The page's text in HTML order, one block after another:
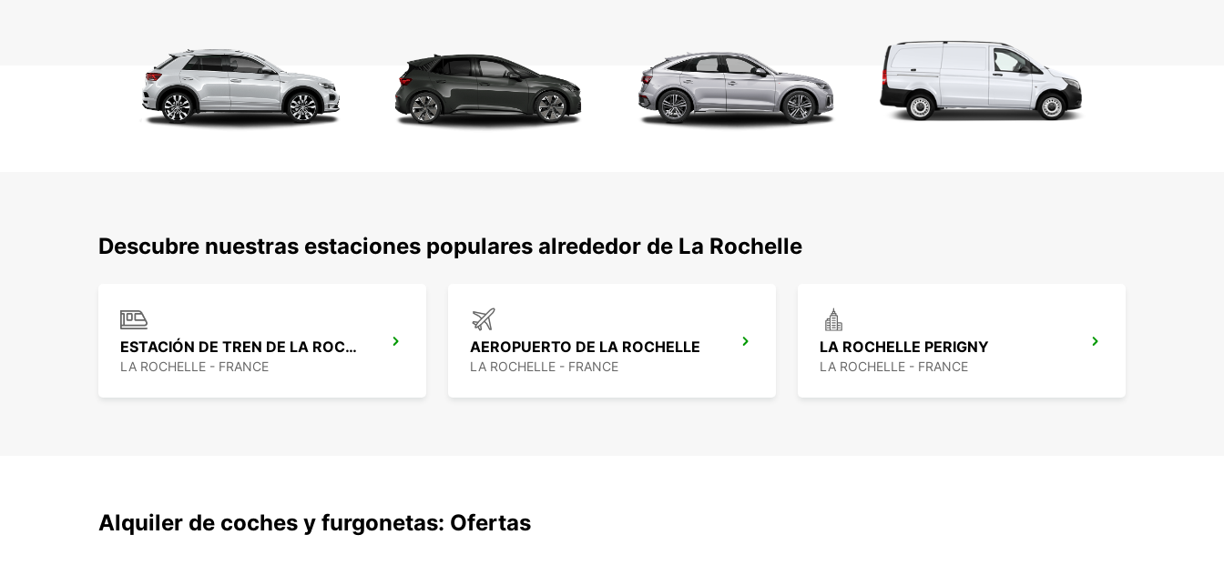
opciones eléctricas, híbridas, manuales y automáticas,
garantizando una experiencia de conducción cómoda y
sostenible. La recogida del vehículo es muy sencilla
gracias a los puntos disponibles en el centro de la
ciudad, el aeropuerto y la estación de tren.
Amplia selección de marcas y modelos
Recogida en múltiples ubicaciones estratégicas
Reserva online rápida y sencilla
Flexibilidad en la duración del alquiler
Descubre nuestras estaciones populares alrededor de La Rochelle
ESTACIÓN DE TREN DE LA ROCHELLE
LA ROCHELLE - FRANCE
AEROPUERTO DE LA ROCHELLE
LA ROCHELLE - FRANCE
LA ROCHELLE PERIGNY
LA ROCHELLE - FRANCE
Alquiler de coches y furgonetas: Ofertas